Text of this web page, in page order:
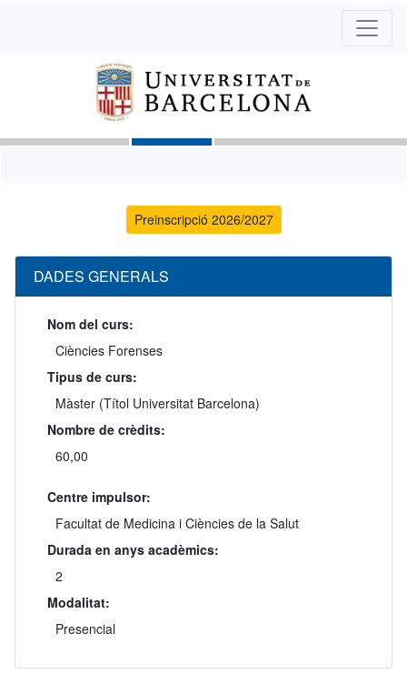
Preinscripció 2026/2027
DADES GENERALS
Nom del curs:
Ciències Forenses
Tipus de curs:
Màster (Títol Universitat Barcelona)
Nombre de crèdits:
60,00
Centre impulsor:
Facultat de Medicina i Ciències de la Salut
Durada en anys acadèmics:
2
Modalitat:
Presencial